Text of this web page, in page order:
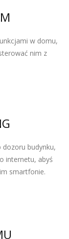
w domu,
nim z
budynku,
internetu, abyś
smartfonie.